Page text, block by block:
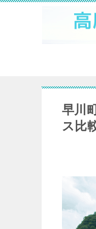
早川
ス比